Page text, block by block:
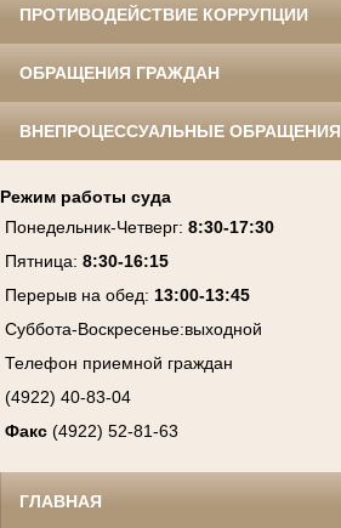
ПРОТИВОДЕЙСТВИЕ КОРРУПЦИИ
ОБРАЩЕНИЯ ГРАЖДАН
ВНЕПРОЦЕССУАЛЬНЫЕ ОБРАЩЕНИЯ
Режим работы суда
Понедельник-Четверг: 8:30-17:30
Пятница: 8:30-16:15
Перерыв на обед: 13:00-13:45
Суббота-Воскресенье:выходной
Телефон приемной граждан
(4922) 40-83-04
Факс (4922) 52-81-63
ГЛАВНАЯ